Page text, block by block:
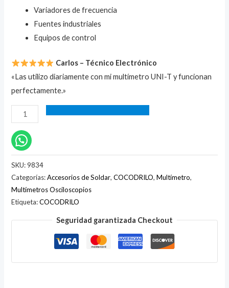
Variadores de frecuencia
Fuentes industriales
Equipos de control
Carlos – Técnico Electrónico
«Las utilizo diariamente con mi multímetro UNI-T y funcionan
perfectamente.»
SKU:9834
Categorías:Accesorios de Soldar,COCODRILO,Multímetro,
Multímetros Osciloscopios
Etiqueta:COCODRILO
Seguridad garantizada Checkout